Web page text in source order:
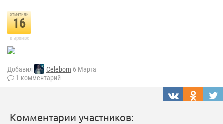
отметили
16
в архиве
Добавил Celeborn 6 Марта
1 комментарий
Комментарии участников: